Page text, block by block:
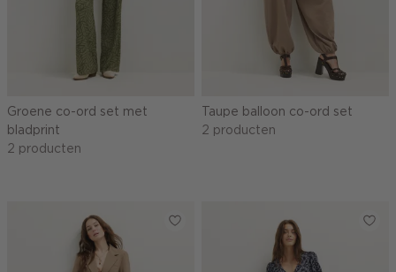
Groene co-ord set met
bladprint
2 producten
Taupe balloon co-ord set
2 producten